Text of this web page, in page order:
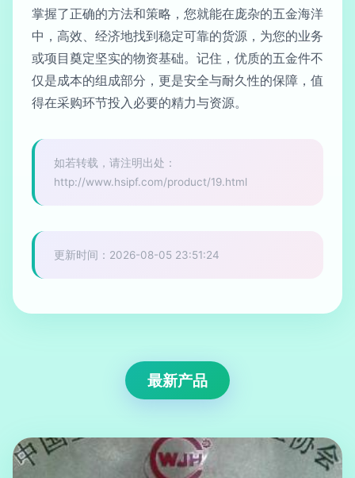
掌握了正确的方法和策略，您就能在庞杂的五金海洋
中，高效、经济地找到稳定可靠的货源，为您的业务
或项目奠定坚实的物资基础。记住，优质的五金件不
仅是成本的组成部分，更是安全与耐久性的保障，值
得在采购环节投入必要的精力与资源。
如若转载，请注明出处：
http://www.hsipf.com/product/19.html
更新时间：2026-08-05 23:51:24
最新产品